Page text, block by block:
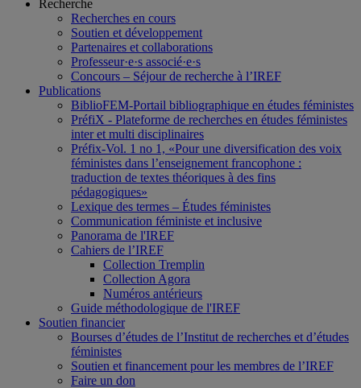
Recherche
Recherches en cours
Soutien et développement
Partenaires et collaborations
Professeur·e·s associé·e·s
Concours – Séjour de recherche à l’IREF
Publications
BiblioFEM-Portail bibliographique en études féministes
PréfiX - Plateforme de recherches en études féministes
inter et multi disciplinaires
Préfix-Vol. 1 no 1, «Pour une diversification des voix
féministes dans l’enseignement francophone :
traduction de textes théoriques à des fins
pédagogiques»
Lexique des termes – Études féministes
Communication féministe et inclusive
Panorama de l'IREF
Cahiers de l’IREF
Collection Tremplin
Collection Agora
Numéros antérieurs
Guide méthodologique de l'IREF
Soutien financier
Bourses d’études de l’Institut de recherches et d’études
féministes
Soutien et financement pour les membres de l’IREF
Faire un don